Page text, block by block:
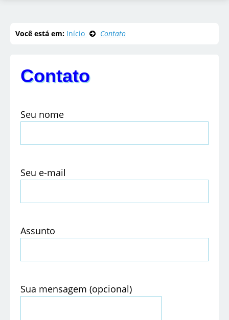
Você está em: Início Contato
Contato
Seu nome
Seu e-mail
Assunto
Sua mensagem (opcional)